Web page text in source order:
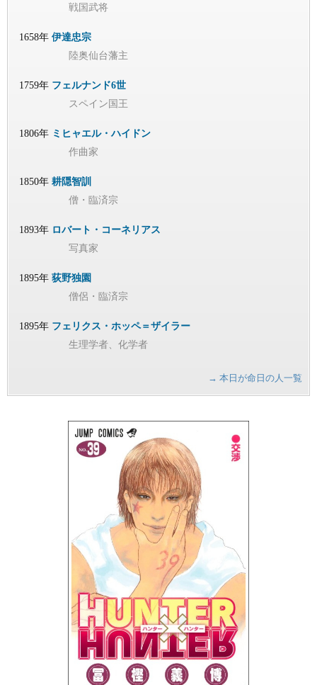
戦国武将
1658年 伊達忠宗
陸奥仙台藩主
1759年 フェルナンド6世
スペイン国王
1806年 ミヒャエル・ハイドン
作曲家
1850年 耕隠智訓
僧・臨済宗
1893年 ロバート・コーネリアス
写真家
1895年 荻野独園
僧侶・臨済宗
1895年 フェリクス・ホッペ＝ザイラー
生理学者、化学者
→ 本日が命日の人一覧